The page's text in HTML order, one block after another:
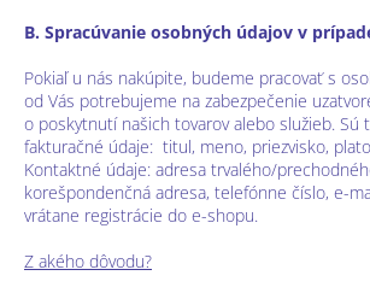
B. Spracúvanie osobných údajov v
Pokiaľ u nás nakúpite, budeme pracovať s
od Vás potrebujeme na zabezpečenie
o poskytnutí našich tovarov alebo služieb. Sú
fakturačné údaje: titul, meno, priezvisko,
Kontaktné údaje: adresa trvalého/
korešpondenčná adresa, telefónne číslo, e-
vrátane registrácie do e-shopu.
Z akého dôvodu?